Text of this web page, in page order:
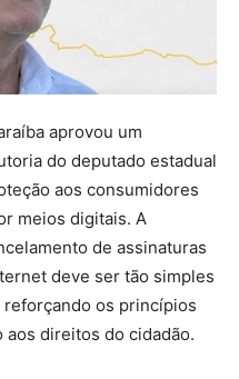
aprovou um
do deputado estadual
aos consumidores
meios digitais. A
de assinaturas
deve ser tão simples
os princípios
direitos do cidadão.